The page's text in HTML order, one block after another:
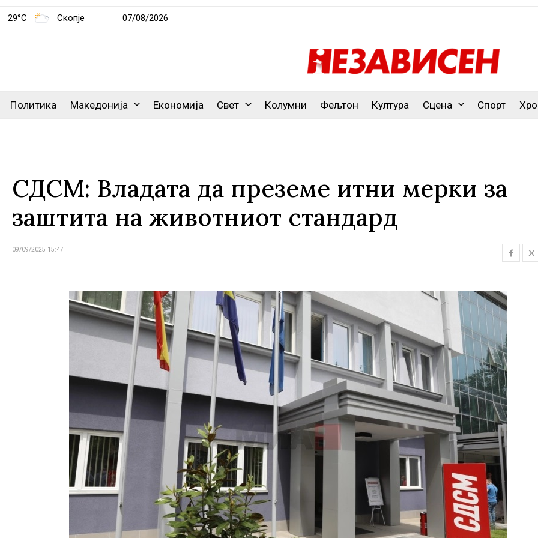
29°C Скопје 07/08/2026
Политика Македонија Економија Свет Колумни Фељтон Култура Сцена Спорт
СДСМ: Владата да преземе итни мерки за
заштита на животниот стандард
09/09/2025 15:47